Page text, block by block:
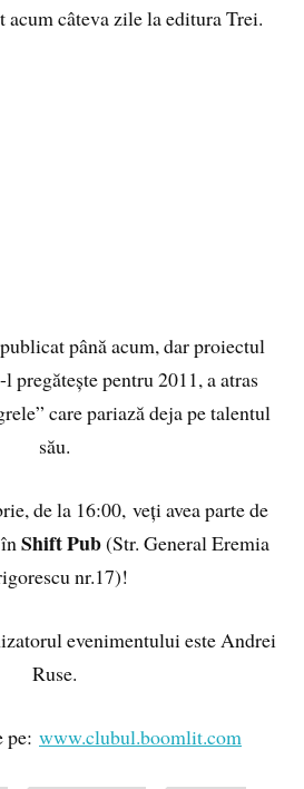
acum câteva zile la editura Trei.
până acum, dar proiectul
l pregătește pentru 2011, a atras
care pariază deja pe talentul
său.
de la 16:00, veți avea parte de
Shift Pub(Str. General Eremia
nr.17)!
evenimentului este Andrei
Ruse.
pe: www.clubul.boomlit.com